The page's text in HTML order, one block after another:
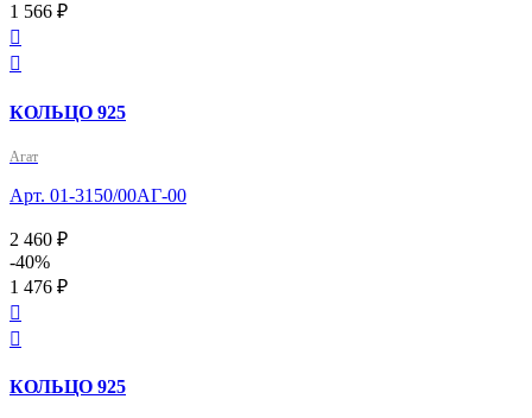
1 566 ₽


КОЛЬЦО 925
Агат
Арт. 01-3150/00АГ-00
2 460 ₽
-40%
1 476 ₽


КОЛЬЦО 925